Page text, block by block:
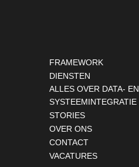
Footernavigatie
FRAMEWORK
DIENSTEN
ALLES OVER DATA- EN
SYSTEEMINTEGRATIE
STORIES
OVER ONS
CONTACT
VACATURES